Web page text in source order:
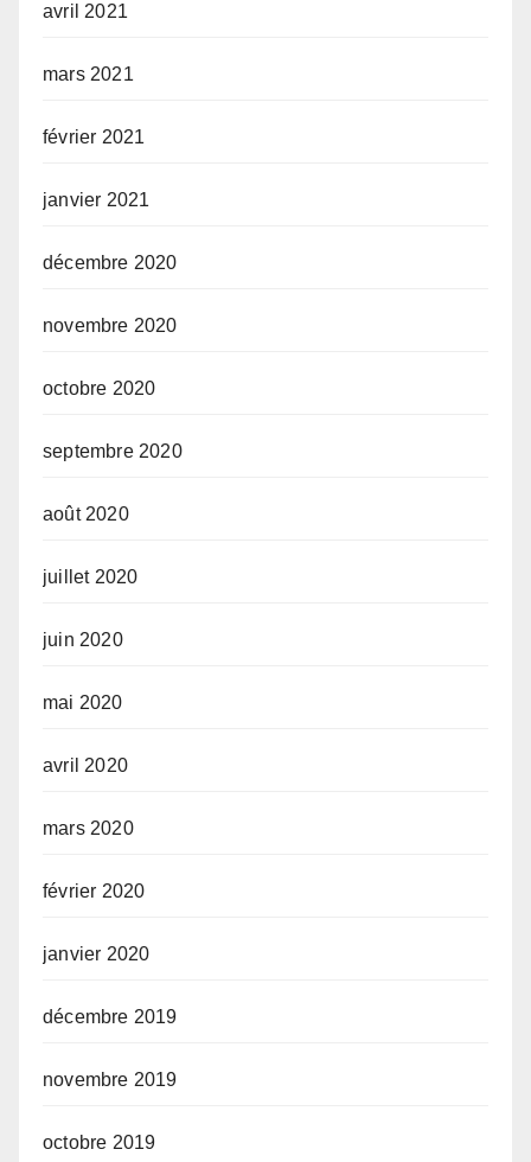
avril 2021
mars 2021
février 2021
janvier 2021
décembre 2020
novembre 2020
octobre 2020
septembre 2020
août 2020
juillet 2020
juin 2020
mai 2020
avril 2020
mars 2020
février 2020
janvier 2020
décembre 2019
novembre 2019
octobre 2019